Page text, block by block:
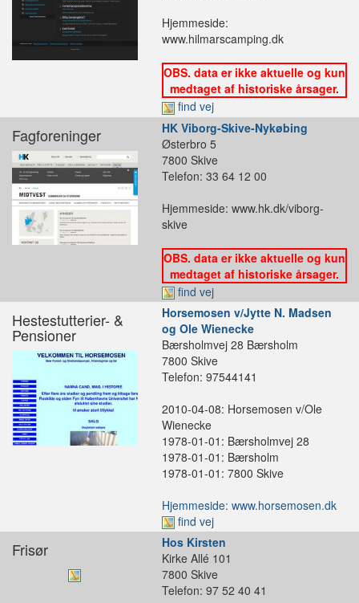
Hjemmeside:
www.hilmarscamping.dk
OBS. data er ikke aktuelle og kun
medtaget af historiske årsager.
find vej
Fagforeninger
HK Viborg-Skive-Nykøbing
Østerbro 5
7800 Skive
Telefon: 33 64 12 00
Hjemmeside: www.hk.dk/viborg-
skive
OBS. data er ikke aktuelle og kun
medtaget af historiske årsager.
find vej
Hestestutterier- &
Pensioner
Horsemosen v/Jytte N. Madsen
og Ole Wienecke
Bærsholmvej 28 Bærsholm
7800 Skive
Telefon: 97544141
2010-04-08: Horsemosen v/Ole
Wienecke
1978-01-01: Bærsholmvej 28
1978-01-01: Bærsholm
1978-01-01: 7800 Skive
Hjemmeside: www.horsemosen.dk
find vej
Frisør
Hos Kirsten
Kirke Allé 101
7800 Skive
Telefon: 97 52 40 41